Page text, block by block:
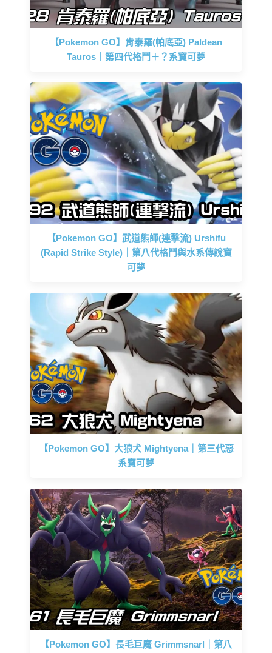
【Pokemon GO】肯泰羅(帕底亞) Paldean
Tauros｜第四代格鬥＋？系寶可夢
【Pokemon GO】武道熊師(連擊流) Urshifu
(Rapid Strike Style)｜第八代格鬥與水系傳說寶
可夢
【Pokemon GO】大狼犬 Mightyena｜第三代惡
系寶可夢
【Pokemon GO】長毛巨魔 Grimmsnarl｜第八